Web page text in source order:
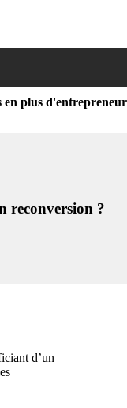
plus
reconversion ?
d’un